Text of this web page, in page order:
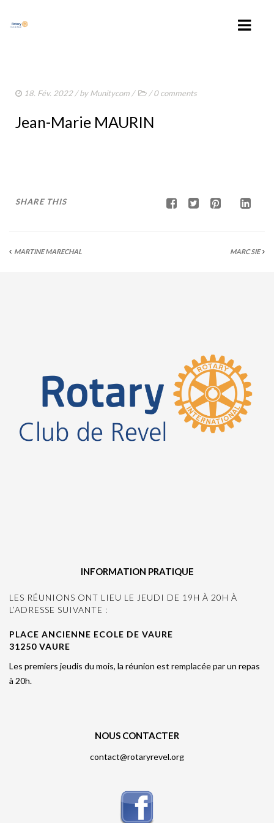
NOS ACTIONS
AGENDA
18. Fév. 2022/ byMunitycom / /0 comments
Jean-Marie MAURIN
SHARE THIS
MARTINE MARECHAL MARC SIE
INFORMATION PRATIQUE
LES RÉUNIONS ONT LIEU LE JEUDI DE 19H À 20H À
L’ADRESSE SUIVANTE :
PLACE ANCIENNE ECOLE DE VAURE
31250 VAURE
Les premiers jeudis du mois, la réunion est remplacée par un repas
à 20h.
NOUS CONTACTER
contact@rotaryrevel.org